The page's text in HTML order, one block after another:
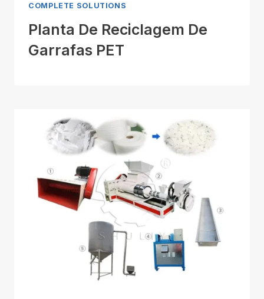
COMPLETE SOLUTIONS
Planta De Reciclagem De
Garrafas PET